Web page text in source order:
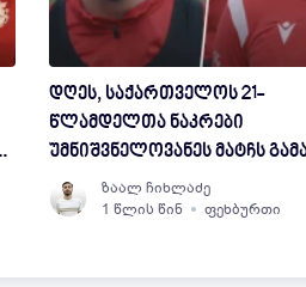
დღეს, საქართველოს 21-
წლამდელთა ნაკრები
უმნიშვნელოვანეს მატჩს
ზაალ ჩიხლაძე
1 წლის წინ
ფეხბურთი